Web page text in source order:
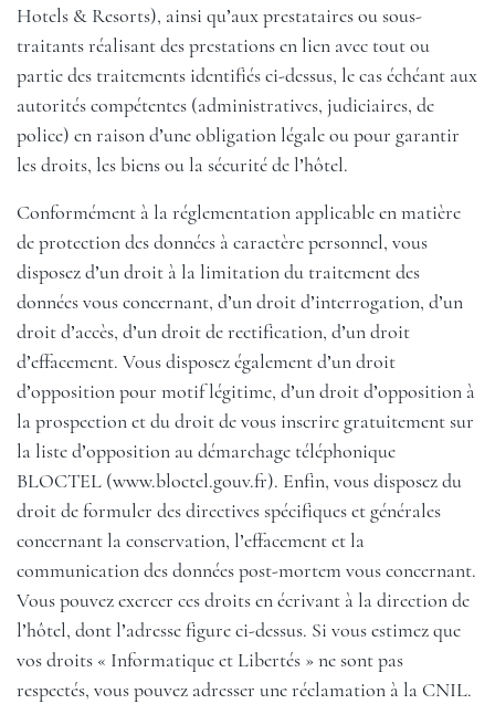
Hotels & Resorts), ainsi qu’aux prestataires ou sous-
traitants réalisant des prestations en lien avec tout ou
partie des traitements identifiés ci-dessus, le cas échéant aux
autorités compétentes (administratives, judiciaires, de
police) en raison d’une obligation légale ou pour garantir
les droits, les biens ou la sécurité de l’hôtel.
Conformément à la réglementation applicable en matière
de protection des données à caractère personnel, vous
disposez d’un droit à la limitation du traitement des
données vous concernant, d’un droit d’interrogation, d’un
droit d’accès, d’un droit de rectification, d’un droit
d’effacement. Vous disposez également d’un droit
d’opposition pour motif légitime, d’un droit d’opposition à
la prospection et du droit de vous inscrire gratuitement sur
la liste d’opposition au démarchage téléphonique
BLOCTEL (www.bloctel.gouv.fr). Enfin, vous disposez du
droit de formuler des directives spécifiques et générales
concernant la conservation, l’effacement et la
communication des données post-mortem vous concernant.
Vous pouvez exercer ces droits en écrivant à la direction de
l’hôtel, dont l’adresse figure ci-dessus. Si vous estimez que
vos droits « Informatique et Libertés » ne sont pas
respectés, vous pouvez adresser une réclamation à la CNIL.